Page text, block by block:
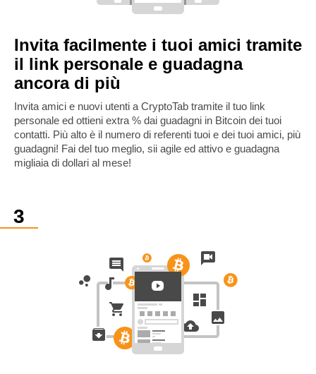
Invita facilmente i tuoi amici tramite
il link personale e guadagna
ancora di più
Invita amici e nuovi utenti a CryptoTab tramite il tuo link
personale ed ottieni extra % dai guadagni in Bitcoin dei tuoi
contatti. Più alto è il numero di referenti tuoi e dei tuoi amici, più
guadagni! Fai del tuo meglio, sii agile ed attivo e guadagna
migliaia di dollari al mese!